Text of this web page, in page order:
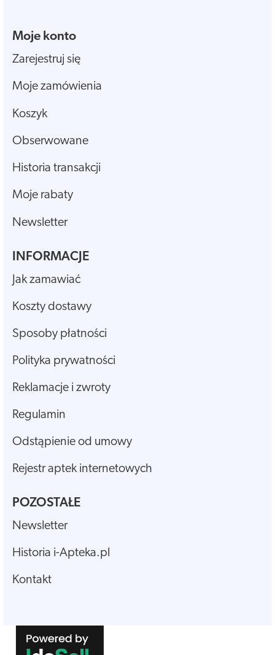
Moje konto
Zarejestruj się
Moje zamówienia
Koszyk
Obserwowane
Historia transakcji
Moje rabaty
Newsletter
INFORMACJE
Jak zamawiać
Koszty dostawy
Sposoby płatności
Polityka prywatności
Reklamacje i zwroty
Regulamin
Odstąpienie od umowy
Rejestr aptek internetowych
POZOSTAŁE
Newsletter
Historia i-Apteka.pl
Kontakt